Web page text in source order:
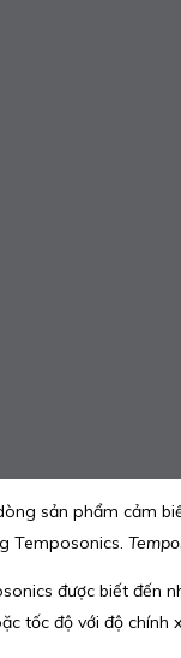
sản phẩm cảm
Temposonics.
được biết đến
tốc độ với độ